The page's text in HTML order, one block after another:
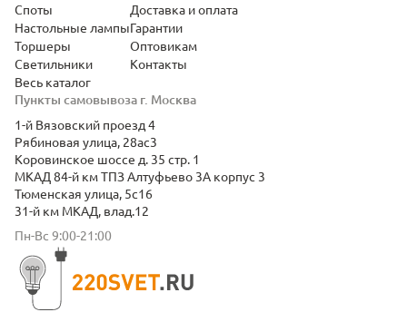
Пункты самовывоза г. Москва
1-й Вязовский проезд 4
Рябиновая улица, 28ас3
Коровинское шоссе д. 35 стр. 1
МКАД 84-й км ТПЗ Алтуфьево 3А корпус 3
Тюменская улица, 5с16
31-й км МКАД, влад.12
Пн-Вс 9:00-21:00
Споты
Настольные лампы
Торшеры
Светильники
Весь каталог
Доставка и оплата
Гарантии
Оптовикам
Контакты